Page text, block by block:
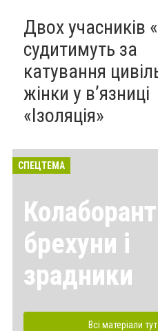
Двох учасників
судитимуть за
катування
жінки у в’язниці
«Ізоляція»
СПЕЦТЕМА
брехуни і
зрадники
Всі матеріали тут